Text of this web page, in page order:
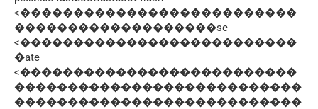
<��������������������������
�������������������se
<��������������������������
�ate
<��������������������������
���������������������������
���������������������������